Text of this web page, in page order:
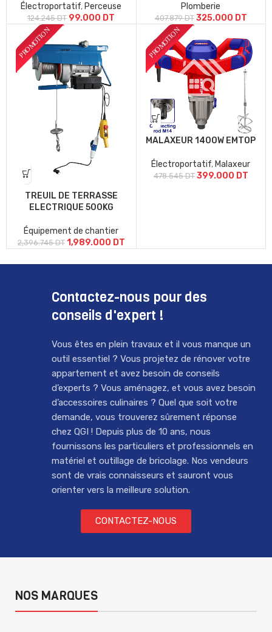
Électroportatif, Perceuse
124.245DT 99.000 DT
Plomberie
407.879DT 325.000 DT
TREUIL DE TERRASSE
ELECTRIQUE 500KG
Équipement de chantier
2,396.745DT 1,989.000 DT
MALAXEUR 1400W EMTOP
Électroportatif, Malaxeur
478.545DT 399.000 DT
Contactez-nous pour des
conseils d'expert !
Vous êtes en plein travaux et il vous manque un
outil essentiel ? Vous projetez de rénover votre
appartement et avez besoin de conseils
d’experts ? Vous aménagez, et vous avez besoin
d’accessoires culinaires ? Quel que soit votre
demande, vous trouverez sûrement réponse
chez QGI ! Depuis plus de 10 ans, nous
fournissons les particuliers et professionnels en
matériel et outillage de bricolage. Nos vendeurs
sont de vrais connaisseurs et sauront vous
orienter vers la meilleure solution.
CONTACTEZ-NOUS
NOS MARQUES